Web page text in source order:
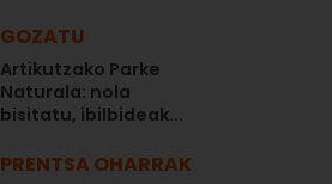
GOZATU
Artikutzako Parke
Naturala: nola
bisitatu, ibilbideak...
PRENTSA OHARRAK